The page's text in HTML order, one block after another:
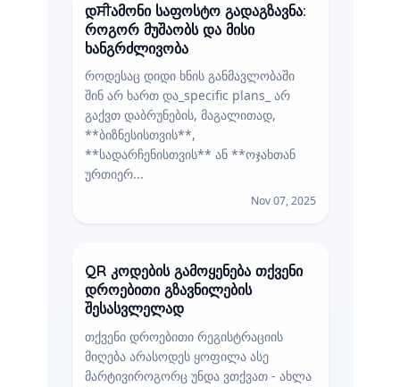
დਸੀამონი საფოსტო გადაგზავნა:
როგორ მუშაობს და მისი
ხანგრძლივობა
როდესაც დიდი ხნის განმავლობაში
შინ არ ხართ და_specific plans_ არ
გაქვთ დაბრუნების, მაგალითად,
**ბიზნესისთვის**,
**სადარჩენისთვის** ან **ოჯახთან
ურთიერ...
Nov 07, 2025
QR კოდების გამოყენება თქვენი
დროებითი გზავნილების
შესასვლელად
თქვენი დროებითი რეგისტრაციის
მიღება არასოდეს ყოფილა ასე
მარტივიროგორც უნდა ვთქვათ - ახლა